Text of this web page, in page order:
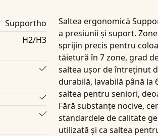
Supportho
H2/H3
Saltea ergonomică
a presiunii și suport.
sprijin precis pentru
tăietură în 7 zone, grad
saltea ușor de întreținut
durabilă, lavabilă până la
saltea pentru seniori,
Fără substanțe nocive,
standardele de calitate
utilizată și ca saltea